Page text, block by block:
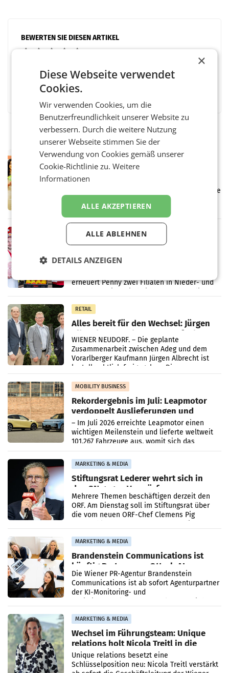
BEWERTEN SIE DIESEN ARTIKEL
FacebookTwitterMessenger
RETAIL
Eine Bühne für Zirkularität: ARA und
Müller informieren am POS über
Über den gesamten August hinweg rücken die
Altstoff Recycling Austria AG (ARA) und der
Handelskonzern Müller die Initiative
„Kreislauf-Helden“ in allen österreichischen
RETAIL
Penny modernisiert zwei Filialen in
Ober- und Niederösterreich
WIENER NEUDORF. – Im Rahmen einer
erneuert Penny zwei Filialen in Nieder- und
RETAIL
Alles bereit für den Wechsel: Jürgen
Albrecht setzt ab 1.1.2027 auf Adeg
WIENER NEUDORF. – Die geplante
Zusammenarbeit zwischen Adeg und dem
Vorarlberger Kaufmann Jürgen Albrecht ist
kartellrechtlich freigegeben: Die
Bundeswettbewerbsbehörde und der
Bundeskartellanwalt
MOBILITY BUSINESS
Rekordergebnis im Juli: Leapmotor
verdoppelt Auslieferungen und
überschreitet die 100.000er-Marke
– Im Juli 2026 erreichte Leapmotor einen
wichtigen Meilenstein und lieferte weltweit
101.267 Fahrzeuge aus, womit sich das
Ergebnis gegenüber Juli 2025 mehr als
verdoppelte (+102
MARKETING & MEDIA
Stiftungsrat Lederer wehrt sich in
den SN gegen Vorwürfe
Mehrere Themen beschäftigen derzeit den
ORF. Am Dienstag soll im Stiftungsrat über
die vom neuen ORF-Chef Clemens Pig
MARKETING & MEDIA
Brandenstein Communications ist
künftig Partner von OtterlyAI
Die Wiener PR-Agentur Brandenstein
Communications ist ab sofort Agenturpartner
der KI-Monitoring- und
MARKETING & MEDIA
Wechsel im Führungsteam: Unique
relations holt Nicola Treitl in die
Geschäftsleitung
Unique relations besetzt eine
Schlüsselposition neu: Nicola Treitl verstärkt
×
Diese Webseite verwendet
Cookies.
Wir verwenden Cookies, um die
Benutzerfreundlichkeit unserer Website zu
verbessern. Durch die weitere Nutzung
unserer Webseite stimmen Sie der
Verwendung von Cookies gemäß unserer
Cookie-Richtlinie zu.Weitere
Informationen
ALLE AKZEPTIEREN
ALLE ABLEHNEN
DETAILS ANZEIGEN